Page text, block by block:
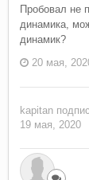
Пробовал не
динамика,
динамик?
20 мая,
kapitan
19 мая, 2020